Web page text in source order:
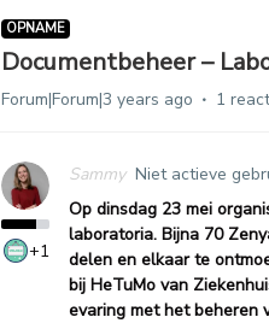
OPNAME
Documentbeheer –
Forum|Forum|3 years ago 1
+1
Sammy Niet actieve
Op dinsdag 23 mei
laboratoria. Bijna 70
delen en elkaar te
bij HeTuMo van
evaring met het beheren